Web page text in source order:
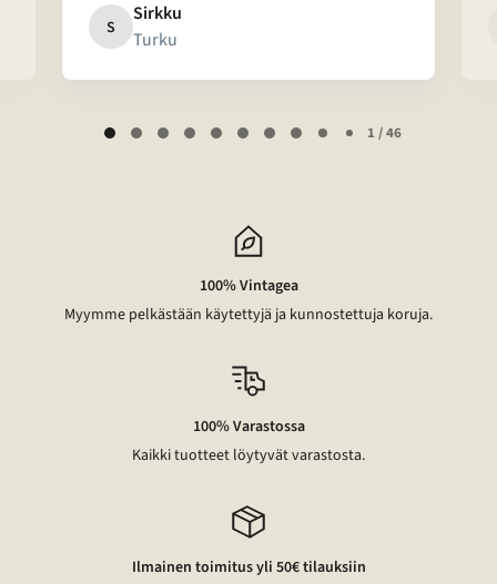
S
Sirkku
Turku
1 / 46
100% Vintagea
Myymme pelkästään käytettyjä ja kunnostettuja koruja.
100% Varastossa
Kaikki tuotteet löytyvät varastosta.
Ilmainen toimitus yli 50€ tilauksiin